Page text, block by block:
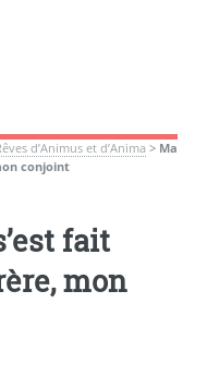
d’Animus et d’Anima > Ma
conjoint
fait
mon